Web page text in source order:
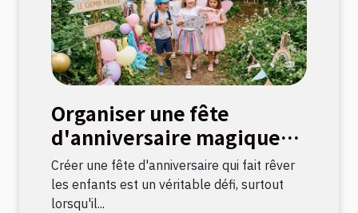
Organiser une fête
d'anniversaire magique
avec une chasse au trésor
sur le thème licorne
Créer une fête d'anniversaire qui fait rêver
les enfants est un véritable défi, surtout
lorsqu'il...